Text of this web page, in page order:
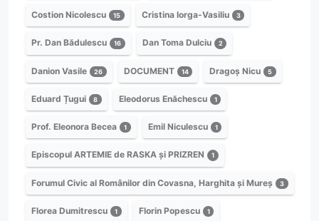
Costion Nicolescu 15 Cristina Iorga-Vasiliu 3
Pr. Dan Bădulescu 16 Dan Toma Dulciu 2
Danion Vasile 26 DOCUMENT 14 Dragoș Nicu 5
Eduard Țugui 8 Eleodorus Enăchescu 1
Prof. Eleonora Becea 1 Emil Niculescu 1
Episcopul ARTEMIE de RASKA și PRIZREN 1
Forumul Civic al Românilor din Covasna, Harghita și Mureș 3
Florea Dumitrescu 1 Florin Popescu 1